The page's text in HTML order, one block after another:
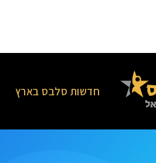
חדשות סלבס בארץ